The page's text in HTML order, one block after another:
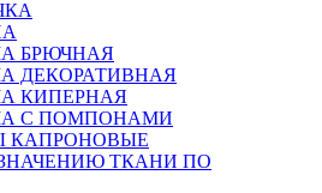
БРЮЧНАЯ
ДЕКОРАТИВНАЯ
КИПЕРНАЯ
С ПОМПОНАМИ
КАПРОНОВЫЕ
ТКАНИ ПО